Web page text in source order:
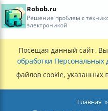
Robob.ru
Решение проблем с
электроникой
Посещая данный сайт, Вы
обработки Персональных
файлов cookie, указанных
Главная